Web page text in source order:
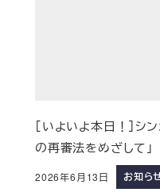
［いよいよ本日！］シ
の再審法をめざして」
2026年6月13日 お知ら